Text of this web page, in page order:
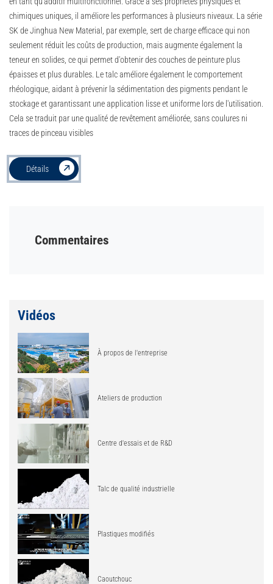
chimiques uniques, il améliore les performances à plusieurs niveaux. La série
SK de Jinghua New Material, par exemple, sert de charge efficace qui non
seulement réduit les coûts de production, mais augmente également la
teneur en solides, ce qui permet d'obtenir des couches de peinture plus
épaisses et plus durables. Le talc améliore également le comportement
rhéologique, aidant à prévenir la sédimentation des pigments pendant le
stockage et garantissant une application lisse et uniforme lors de l'utilisation.
Cela se traduit par une qualité de revêtement améliorée, sans coulures ni
traces de pinceau visibles
Détails
Commentaires
Vidéos
À propos de l'entreprise
Ateliers de production
Centre d'essais et de R&D
Talc de qualité industrielle
Plastiques modifiés
Caoutchouc